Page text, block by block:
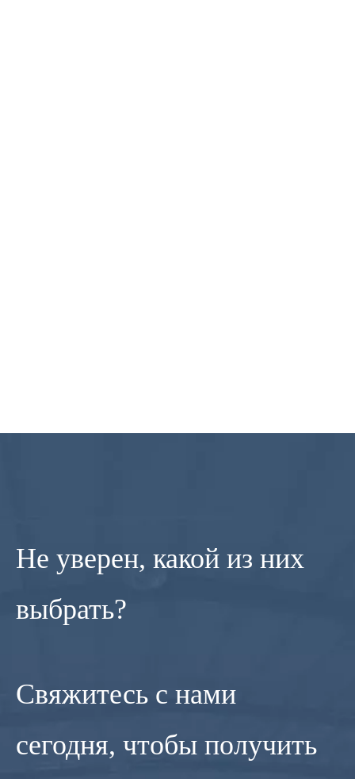
Не уверен, какой из них
выбрать?
Свяжитесь с нами
сегодня, чтобы получить